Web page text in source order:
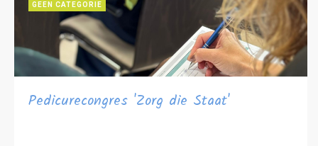
GEEN CATEGORIE
Pedicurecongres 'Zorg die Staat'